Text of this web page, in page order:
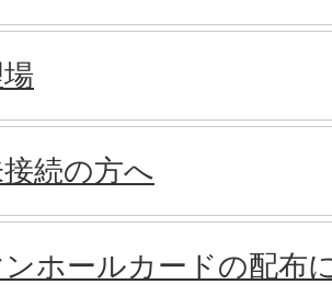
続の方へ
ホールカードの配布